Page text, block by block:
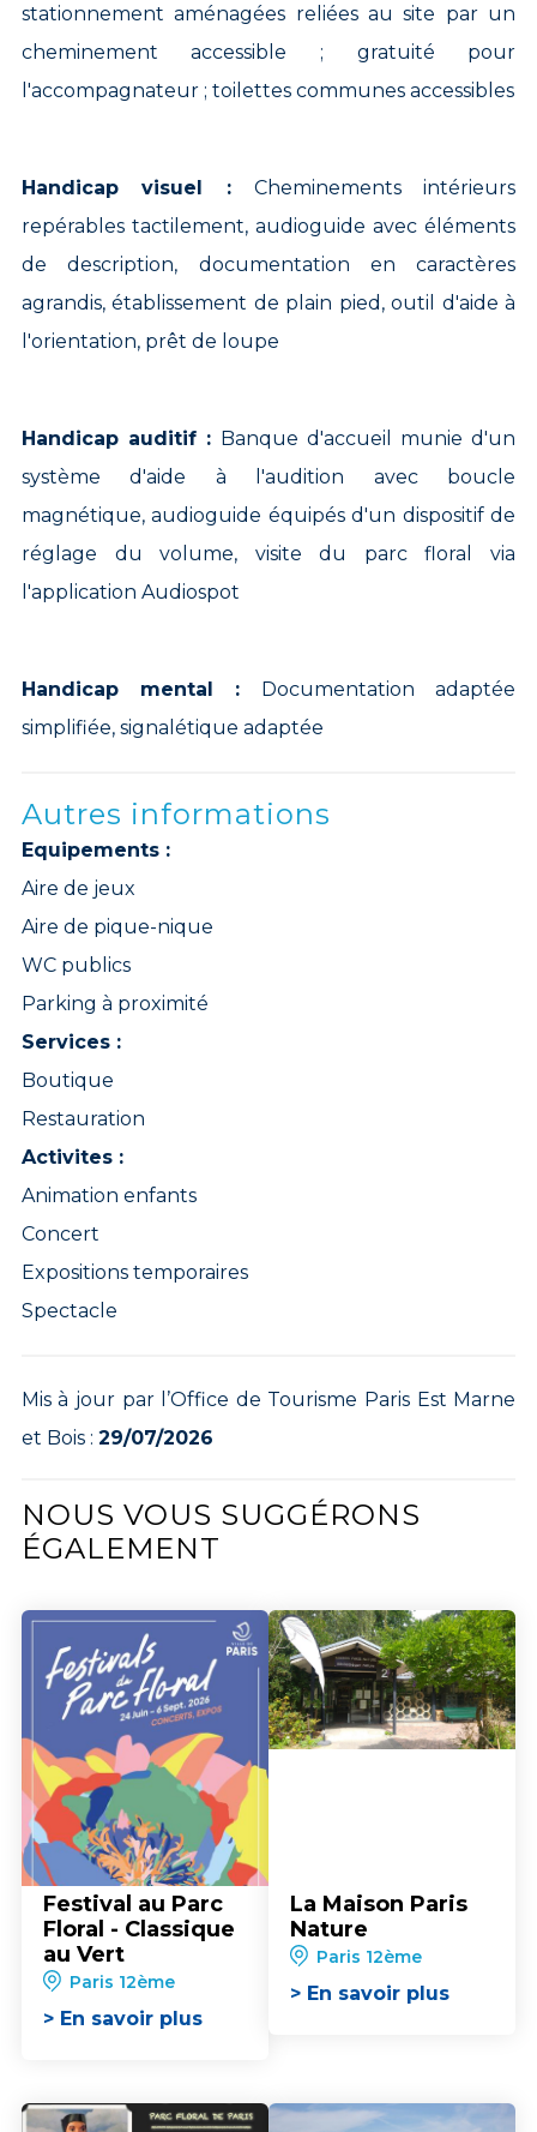
stationnement aménagées reliées au site par un
cheminement accessible ; gratuité pour
l'accompagnateur ; toilettes communes accessibles
Handicap visuel : Cheminements intérieurs
repérables tactilement, audioguide avec éléments
de description, documentation en caractères
agrandis, établissement de plain pied, outil d'aide à
l'orientation, prêt de loupe
Handicap auditif : Banque d'accueil munie d'un
système d'aide à l'audition avec boucle
magnétique, audioguide équipés d'un dispositif de
réglage du volume, visite du parc floral via
l'application Audiospot
Handicap mental : Documentation adaptée
simplifiée, signalétique adaptée
Autres informations
Equipements :
Aire de jeux
Aire de pique-nique
WC publics
Parking à proximité
Services :
Boutique
Restauration
Activites :
Animation enfants
Concert
Expositions temporaires
Spectacle
Mis à jour par l’Office de Tourisme Paris Est Marne
et Bois : 29/07/2026
NOUS VOUS SUGGÉRONS
ÉGALEMENT
Festival au Parc
Floral - Classique
au Vert
Paris 12ème
> En savoir plus
La Maison Paris
Nature
Paris 12ème
> En savoir plus